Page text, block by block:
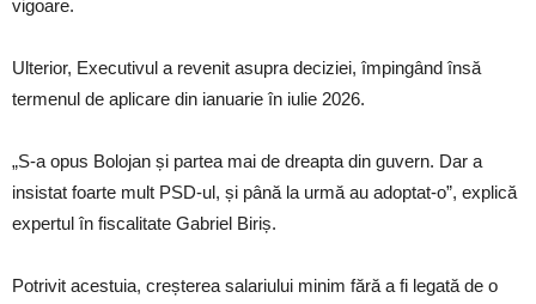
vigoare.
Ulterior, Executivul a revenit asupra deciziei, împingând însă
termenul de aplicare din ianuarie în iulie 2026.
„S-a opus Bolojan și partea mai de dreapta din guvern. Dar a
insistat foarte mult PSD-ul, și până la urmă au adoptat-o”, explică
expertul în fiscalitate Gabriel Biriș.
Potrivit acestuia, creșterea salariului minim fără a fi legată de o